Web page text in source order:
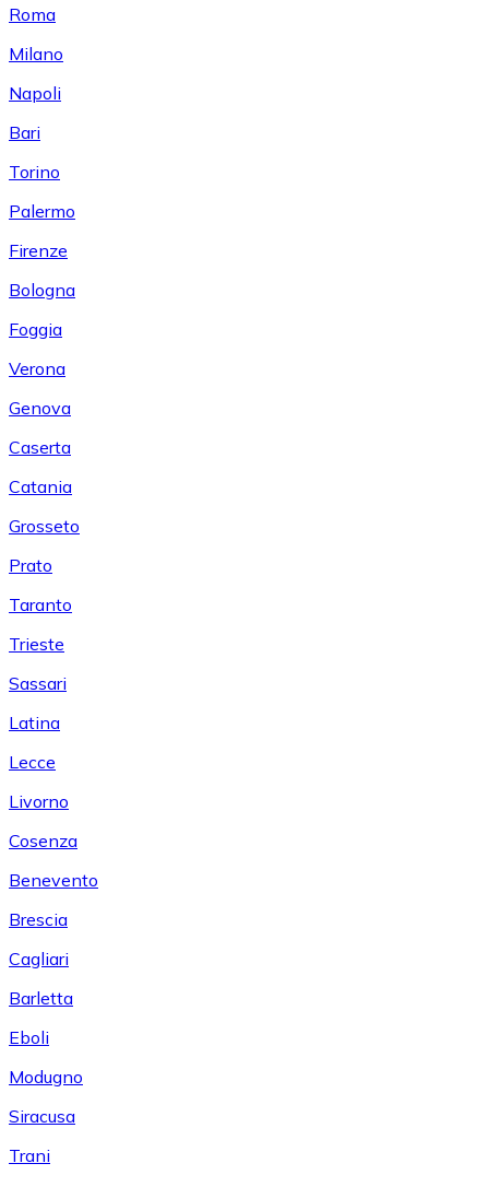
Roma
Milano
Napoli
Bari
Torino
Palermo
Firenze
Bologna
Foggia
Verona
Genova
Caserta
Catania
Grosseto
Prato
Taranto
Trieste
Sassari
Latina
Lecce
Livorno
Cosenza
Benevento
Brescia
Cagliari
Barletta
Eboli
Modugno
Siracusa
Trani